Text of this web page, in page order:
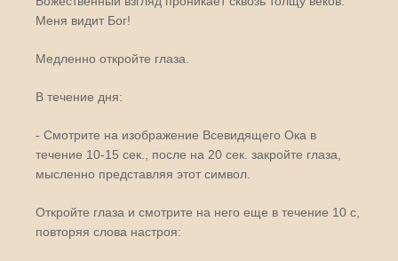
Меня видит Бог!
Медленно откройте глаза.
В течение дня:
- Смотрите на изображение Всевидящего Ока в
течение 10-15 сек., после на 20 сек. закройте глаза,
мысленно представляя этот символ.
Откройте глаза и смотрите на него еще в течение 10 с,
повторяя слова настроя: